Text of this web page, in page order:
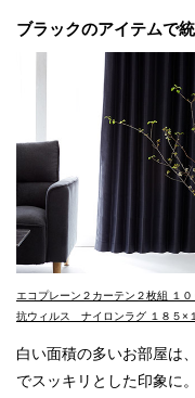
ブラックのアイテムで
エコプレーン２カーテン２枚組 １
抗ウィルス ナイロンラグ １８５×
白い面積の多いお部屋は
でスッキリとした印象に。